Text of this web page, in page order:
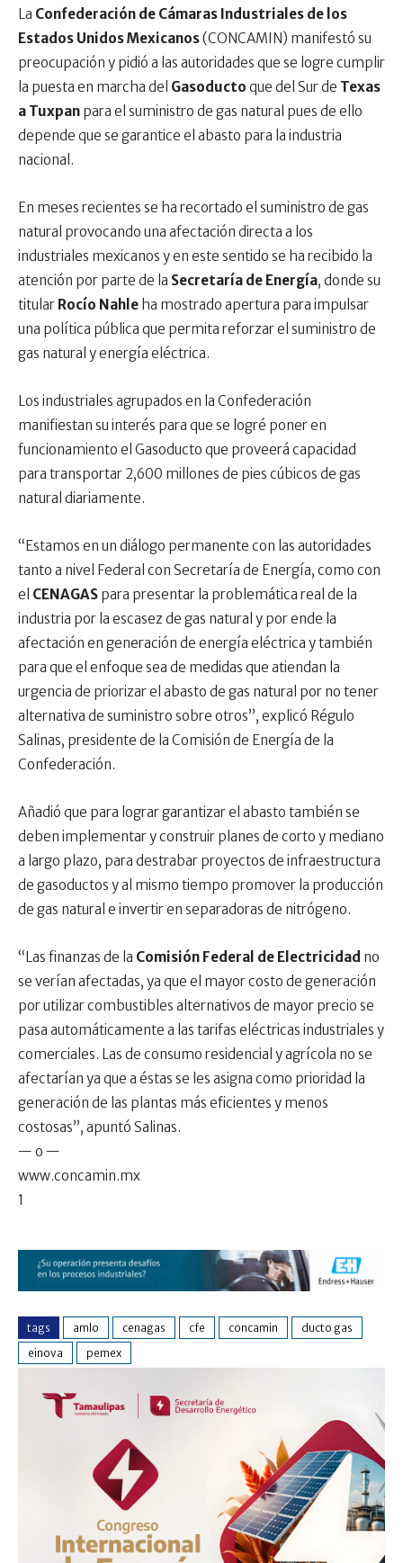
La Confederación de Cámaras Industriales de los
Estados Unidos Mexicanos(CONCAMIN) manifestó su
preocupación y pidió a las autoridades que se logre cumplir
la puesta en marcha del Gasoducto que del Sur de Texas
a Tuxpan para el suministro de gas natural pues de ello
depende que se garantice el abasto para la industria
nacional.
En meses recientes se ha recortado el suministro de gas
natural provocando una afectación directa a los
industriales mexicanos y en este sentido se ha recibido la
atención por parte de la Secretaría de Energía, donde su
titular Rocío Nahle ha mostrado apertura para impulsar
una política pública que permita reforzar el suministro de
gas natural y energía eléctrica.
Los industriales agrupados en la Confederación
manifiestan su interés para que se logré poner en
funcionamiento el Gasoducto que proveerá capacidad
para transportar 2,600 millones de pies cúbicos de gas
natural diariamente.
“Estamos en un diálogo permanente con las autoridades
tanto a nivel Federal con Secretaría de Energía, como con
el CENAGAS para presentar la problemática real de la
industria por la escasez de gas natural y por ende la
afectación en generación de energía eléctrica y también
para que el enfoque sea de medidas que atiendan la
urgencia de priorizar el abasto de gas natural por no tener
alternativa de suministro sobre otros”, explicó Régulo
Salinas, presidente de la Comisión de Energía de la
Confederación.
Añadió que para lograr garantizar el abasto también se
deben implementar y construir planes de corto y mediano
a largo plazo, para destrabar proyectos de infraestructura
de gasoductos y al mismo tiempo promover la producción
de gas natural e invertir en separadoras de nitrógeno.
“Las finanzas de la Comisión Federal de Electricidad no
se verían afectadas, ya que el mayor costo de generación
por utilizar combustibles alternativos de mayor precio se
pasa automáticamente a las tarifas eléctricas industriales y
comerciales. Las de consumo residencial y agrícola no se
afectarían ya que a éstas se les asigna como prioridad la
generación de las plantas más eficientes y menos
costosas”, apuntó Salinas.
— o —
www.concamin.mx
1
tags amlo cenagas cfe concamin
ducto gas
einova
pemex